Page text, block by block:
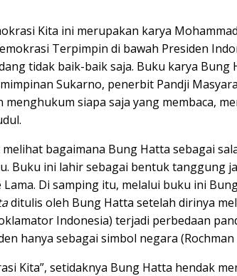
Kita ini merupakan karya
Terpimpin di bawah Presiden
tidak baik-baik saja. Buku karya
Sukarno, penerbit Pandji
menghukum siapa saja yang membaca,
bagaimana Bung Hatta sebagai
Buku ini lahir sebagai bentuk tanggung
Lama. Di samping itu, melalui buku ini
ditulis oleh Bung Hatta setelah dirinya
Indonesia) terjadi perbedaan
hanya sebagai simbol negara (Rochman
Kita”, setidaknya Bung Hatta hendak